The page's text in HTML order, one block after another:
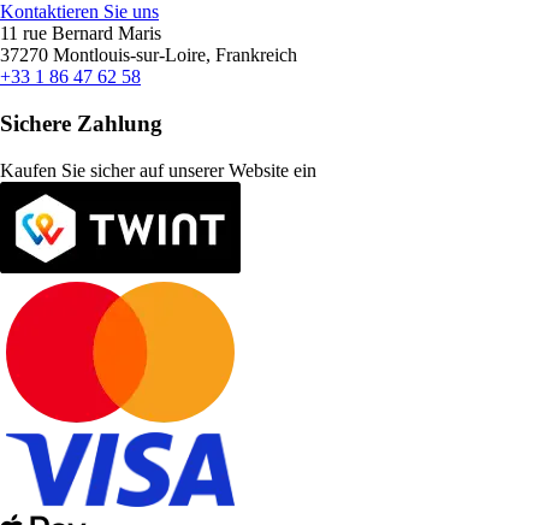
Kontaktieren Sie uns
11 rue Bernard Maris
37270 Montlouis-sur-Loire, Frankreich
+33 1 86 47 62 58
Sichere Zahlung
Kaufen Sie sicher auf unserer Website ein